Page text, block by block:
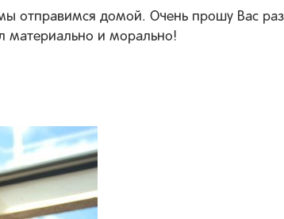
отправимся домой. Очень прошу Вас
и морально!